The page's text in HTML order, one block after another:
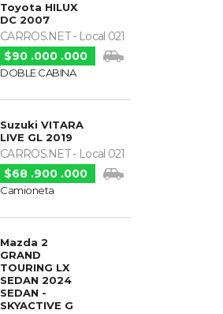
Toyota HILUX
DC 2007
CARROS.NET - Local 021
$90 .000 .000
DOBLE CABINA
Suzuki VITARA
LIVE GL 2019
CARROS.NET - Local 021
$68 .900 .000
Camioneta
Mazda 2
GRAND
TOURING LX
SEDAN 2024
SEDAN -
SKYACTIVE G